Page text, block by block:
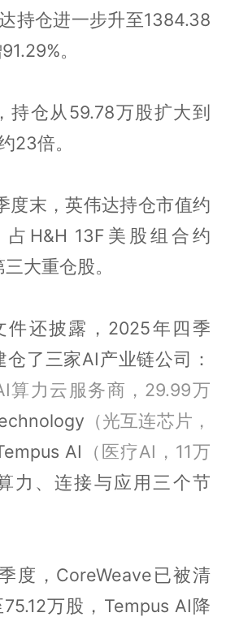
持仓进一步升至1384.38
。
持仓从59.78万股扩大到
23倍。
度末，英伟达持仓市值约
占H&H 13F美股组合约
大重仓股。
件还披露，2025年四季
仓了三家AI产业链公司：
算力云服务商，29.99万
（光互连芯片，
AI （医疗AI，11万
力、连接与应用三个节
度，CoreWeave已被清
万股，Tempus AI降